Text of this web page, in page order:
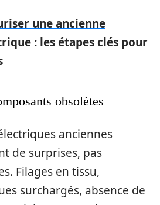
une ancienne
: les étapes clés pour
obsolètes
anciennes
de surprises, pas
Filages en tissu,
surchargés, absence de